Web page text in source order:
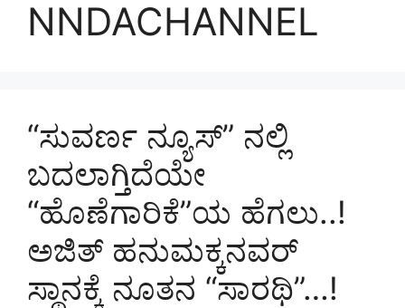
NNDACHANNEL
“ಸುವರ್ಣ ನ್ಯೂಸ್‌” ನಲ್ಲಿ
ಬದಲಾಗ್ತಿದೆಯೇ
“ಹೊಣೆಗಾರಿಕೆ”ಯ ಹೆಗಲು..!
ಅಜಿತ್‌ ಹನುಮಕ್ಕನವರ್‌
ಸ್ಥಾನಕ್ಕೆ ನೂತನ “ಸಾರಥಿ”…!